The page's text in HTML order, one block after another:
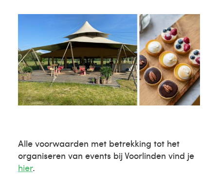
Alle voorwaarden met betrekking tot het
organiseren van events bij Voorlinden vind je
hier.